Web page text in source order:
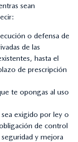
sean
o defensa de
de las
hasta el
de prescripción
te opongas al uso
exigido por ley o
de control
y mejora